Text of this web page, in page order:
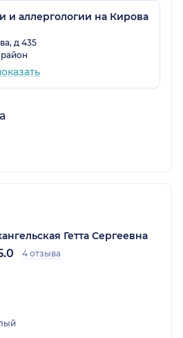
и аллергологии на Кирова
д 435
Гетта Сергеевна
4 отзыва